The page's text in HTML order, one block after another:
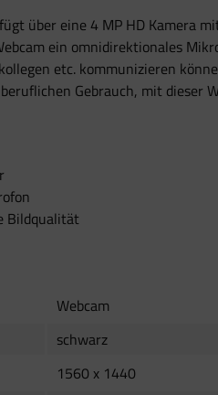
über eine 4 MP HD Kamera
ein omnidirektionales
etc. kommunizieren
Gebrauch, mit dieser
Bildqualität
Webcam
schwarz
1560 x 1440